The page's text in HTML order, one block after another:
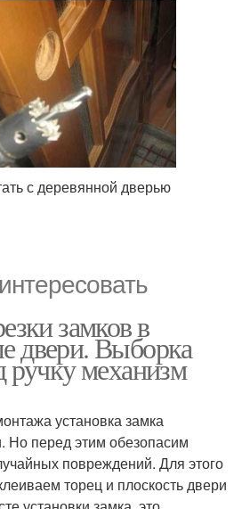
с деревянной дверью
замков в
двери. Выборка
ручку механизм
установка замка
Но перед этим обезопасим
повреждений. Для этого
торец и плоскость двери